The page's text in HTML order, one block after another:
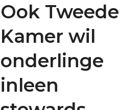
Ook Tweede
Kamer wil
onderlinge
inleen